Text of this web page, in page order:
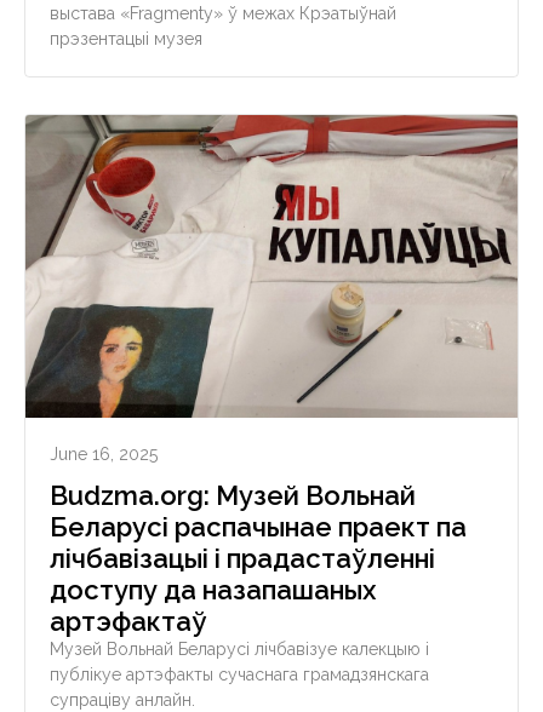
выстава «Fragmenty» ў межах Крэатыўнай
прэзентацыі музея
June 16, 2025
Budzma.org: Музей Вольнай
Беларусі распачынае праект па
лічбавізацыі і прадастаўленні
доступу да назапашаных
артэфактаў
Музей Вольнай Беларусі лічбавізуе калекцыю і
публікуе артэфакты сучаснага грамадзянскага
супраціву анлайн.